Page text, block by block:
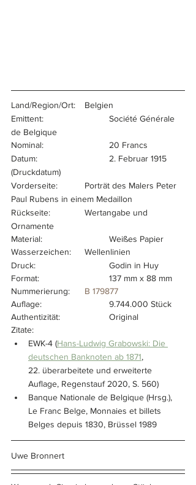
Land/Region/Ort:	Belgien
Emittent:			Société Générale
de Belgique
Nominal:			20 Francs
Datum:			2. Februar 1915
(Druckdatum)
Vorderseite:		Porträt des Malers Peter
Paul Rubens in einem Medaillon
Rückseite:		Wertangabe und
Ornamente
Material:			Weißes Papier
Wasserzeichen: 	Wellenlinien
Druck:			Godin in Huy
Format:			137 mm x 88 mm
B 179877
Auflage:			9.744.000 Stück
Authentizität:		Original
Zitate:
EWK-4 (Hans-Ludwig Grabowski: Die
deutschen Banknoten ab 1871,
22. überarbeitete und erweiterte
Auflage, Regenstauf 2020, S. 560)
Banque Nationale de Belgique (Hrsg.),
Le Franc Belge, Monnaies et billets
Belges depuis 1830, Brüssel 1989
Uwe Bronnert